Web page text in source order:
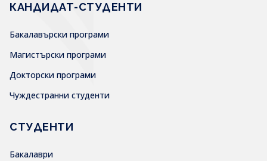
КАНДИДАТ-СТУДЕНТИ
Бакалавърски програми
Магистърски програми
Докторски програми
Чуждестранни студенти
СТУДЕНТИ
Бакалаври